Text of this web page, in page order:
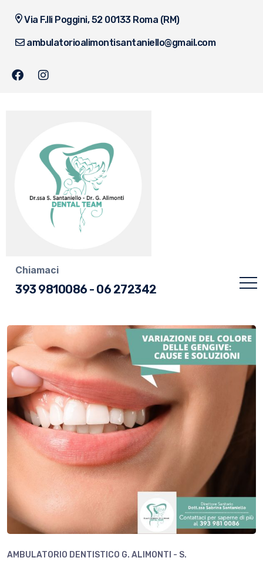
Via F.lli Poggini, 52 00133 Roma (RM)
ambulatorioalimontisantaniello@gmail.com
Chiamaci
393 9810086 - 06 272342
AMBULATORIO DENTISTICO G. ALIMONTI - S.